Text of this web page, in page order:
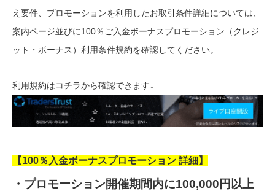
え要件、プロモーションを利用したお取引条件詳細については、
案内ページ並びに100％ご入金ボーナスプロモーション（クレジ
ット・ボーナス）利用条件規約を確認してください。
利用規約はコチラから確認できます↓
【100％入金ボーナスプロモーション 詳細】
・プロモーション開催期間内に100,000円以上